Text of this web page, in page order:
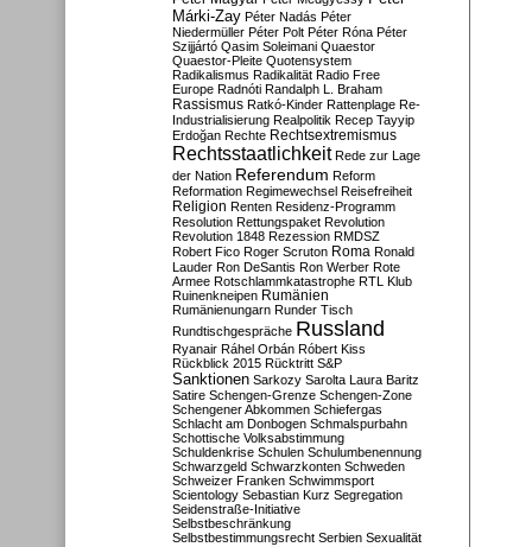
Márki-Zay Péter Nadás Péter
Niedermüller Péter Polt Péter Róna Péter
Szijjártó Qasim Soleimani Quaestor
Quaestor-Pleite Quotensystem
Radikalismus Radikalität Radio Free
Europe Radnóti Randalph L. Braham
Rassismus Ratkó-Kinder Rattenplage Re-
Industrialisierung Realpolitik Recep Tayyip
Erdoğan Rechte Rechtsextremismus
Rechtsstaatlichkeit Rede zur Lage
der Nation Referendum Reform
Reformation Regimewechsel Reisefreiheit
Religion Renten Residenz-Programm
Resolution Rettungspaket Revolution
Revolution 1848 Rezession RMDSZ
Robert Fico Roger Scruton Roma Ronald
Lauder Ron DeSantis Ron Werber Rote
Armee Rotschlammkatastrophe RTL Klub
Ruinenkneipen Rumänien
Rumänienungarn Runder Tisch
Rundtischgespräche Russland
Ryanair Ráhel Orbán Róbert Kiss
Rückblick 2015 Rücktritt S&P
Sanktionen Sarkozy Sarolta Laura Baritz
Satire Schengen-Grenze Schengen-Zone
Schengener Abkommen Schiefergas
Schlacht am Donbogen Schmalspurbahn
Schottische Volksabstimmung
Schuldenkrise Schulen Schulumbenennung
Schwarzgeld Schwarzkonten Schweden
Schweizer Franken Schwimmsport
Scientology Sebastian Kurz Segregation
Seidenstraße-Initiative
Selbstbeschränkung
Selbstbestimmungsrecht Serbien Sexualität